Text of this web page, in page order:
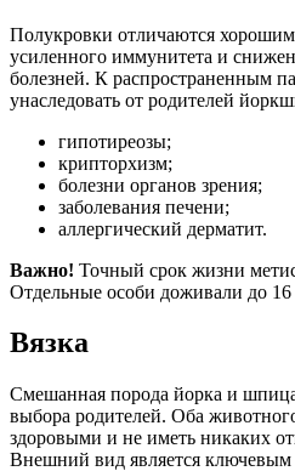
Полукровки отличаются хорошим
усиленного иммунитета и
болезней. К распространенным
унаследовать от родителей
гипотиреозы;
крипторхизм;
болезни органов зрения;
заболевания печени;
аллергический дерматит.
Важно! Точный срок жизни
Отдельные особи доживали до 16
Вязка
Смешанная порода йорка и
выбора родителей. Оба
здоровыми и не иметь никаких
Внешний вид является ключевым